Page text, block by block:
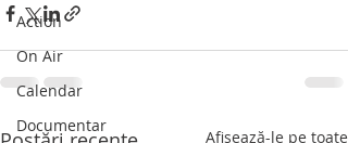
Action
On Air
Calendar
Documentar
Afișează-le pe toate